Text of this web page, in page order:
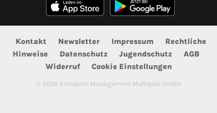
Kontakt Newsletter Impressum
Rechtliche
Hinweise
Datenschutz Jugendschutz
AGB
Widerruf
Cookie Einstellungen
© 2026 Kinopolis Management Multiplex GmbH